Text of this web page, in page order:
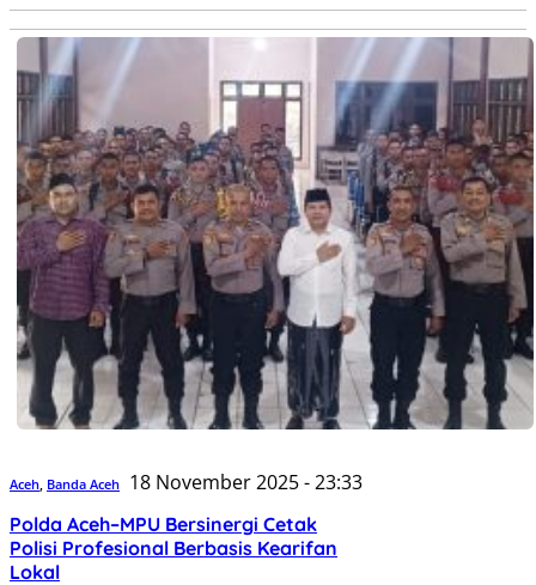
Aceh, Banda Aceh 18 November 2025 - 23:33
Polda Aceh–MPU Bersinergi Cetak
Polisi Profesional Berbasis Kearifan
Lokal